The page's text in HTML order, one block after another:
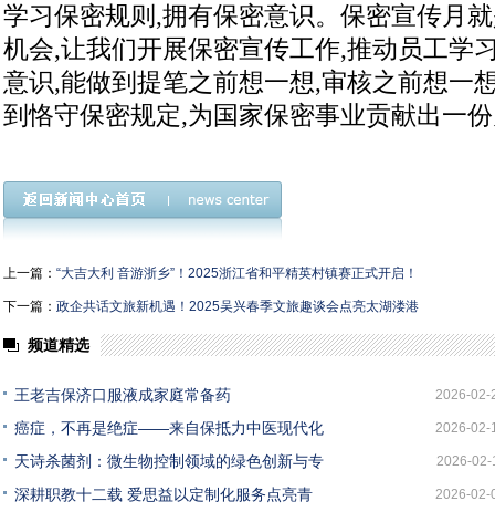
学习保密规则,拥有保密意识。保密宣传月
机会,让我们开展保密宣传工作,推动员工学
意识,能做到提笔之前想一想,审核之前想一
到恪守保密规定,为国家保密事业贡献出一
上一篇： “大吉大利 音游浙乡”！2025浙江省和平精英村镇赛正式开启！
下一篇： 政企共话文旅新机遇！2025吴兴春季文旅趣谈会点亮太湖溇港
频道精选
王老吉保济口服液成家庭常备药 2026-02-
癌症，不再是绝症——来自保抵力中医现代化 2026-02-
天诗杀菌剂：微生物控制领域的绿色创新与专 2026-02-
深耕职教十二载 爱思益以定制化服务点亮青 2026-02-